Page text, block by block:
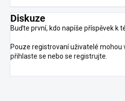
Diskuze
Buďte první, kdo napíše příspěvek k
Pouze registrovaní uživatelé mohou
přihlaste se nebo se registrujte